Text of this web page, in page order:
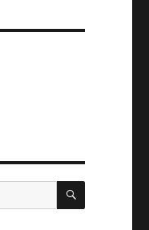
ПОИСК